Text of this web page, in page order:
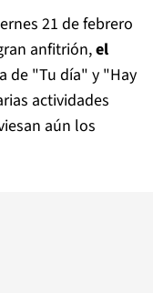
21 de febrero
anfitrión,el
de "Tu día" y "Hay
actividades
aún los